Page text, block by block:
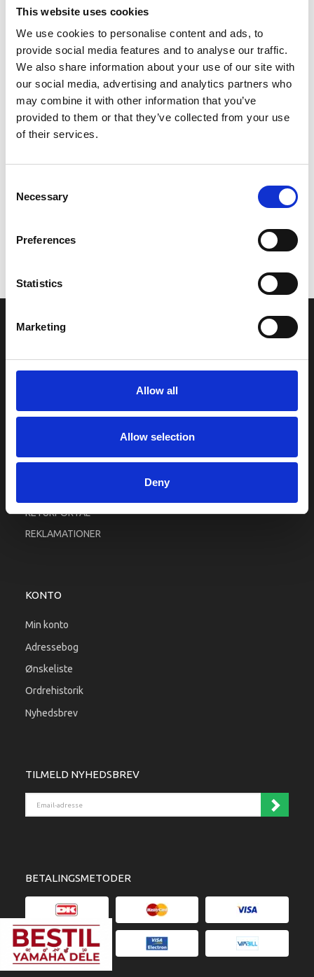
This website uses cookies
We use cookies to personalise content and ads, to
provide social media features and to analyse our traffic.
We also share information about your use of our site with
our social media, advertising and analytics partners who
may combine it with other information that you’ve
provided to them or that they’ve collected from your use
of their services.
Selection
Necessary
Preferences
Statistics
Marketing
Allow all
Allow selection
Deny
Zoom
Leveringstid er 5-6 dag(e)
Model/varenr.: 6P245301008D
15.849,41 DKK
Vi oplever i øjeblikket store og hyppige prisændringer i markedet.
leveres, eller hvor prisen afviger fra det viste. Vi kontakter dig
naturligvis, hvis dette er tilfældet.
INFORMATIONER
RETURPORTAL
REKLAMATIONER
KONTO
Min konto
Adressebog
Ønskeliste
Ordrehistorik
Nyhedsbrev
TILMELD NYHEDSBREV
BETALINGSMETODER